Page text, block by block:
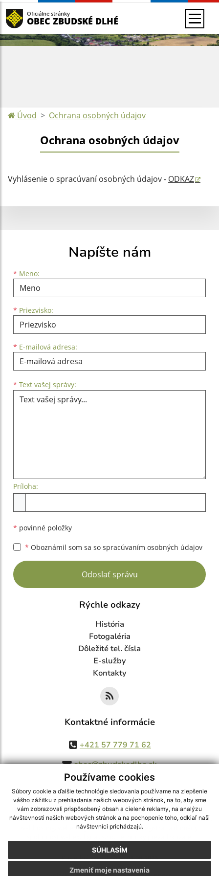
Používame cookies
Súbory cookie a ďalšie technológie sledovania používame na zlepšenie
vášho zážitku z prehliadania našich webových stránok, na to, aby sme
vám zobrazovali prispôsobený obsah a cielené reklamy, na analýzu
návštevnosti našich webových stránok a na pochopenie toho, odkiaľ naši
návštevníci prichádzajú.
SÚHLASÍM
Zmeniť moje nastavenia
Oficiálne stránky
OBEC ZBUDSKÉ DLHÉ
Úvod Ochrana osobných údajov
Ochrana osobných údajov
Vyhlásenie o spracúvaní osobných údajov - ODKAZ
Napíšte nám
* Meno:
Meno
* Priezvisko:
Priezvisko
* E-mailová adresa:
E-mailová adresa
* Text vašej správy:
Príloha:
* povinné položky
* Oboznámil som sa so spracúvaním osobných údajov
Google reCaptcha Response
Odoslať správu
Rýchle odkazy
História
Fotogaléria
Dôležité tel. čísla
E-služby
Kontakty
Kontaktné informácie
+421 57 779 71 62
obec@zbudskedlhe.sk
využite možnosť získavania aktuálnych informácií s využitím RSS
CMS systém (redakčný) systém ECHELON 2,Mapa stránok,web portál
webex.digital, s.r.o.,domény,registrácia domény
Posledná aktualizácia:06.08.2026